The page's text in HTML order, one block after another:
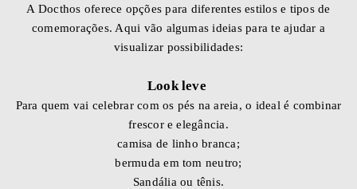
A Docthos oferece opções para diferentes estilos e tipos de
comemorações. Aqui vão algumas ideias para te ajudar a
visualizar possibilidades:
Look leve
Para quem vai celebrar com os pés na areia, o ideal é combinar
frescor e elegância.
camisa de linho branca;
bermuda em tom neutro;
Sandália ou tênis.